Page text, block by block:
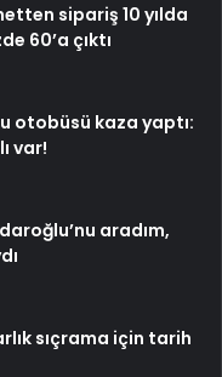
sipariş 10 yılda
60’a çıktı
otobüsü kaza yaptı:
var!
aradım,
sıçrama için tarih